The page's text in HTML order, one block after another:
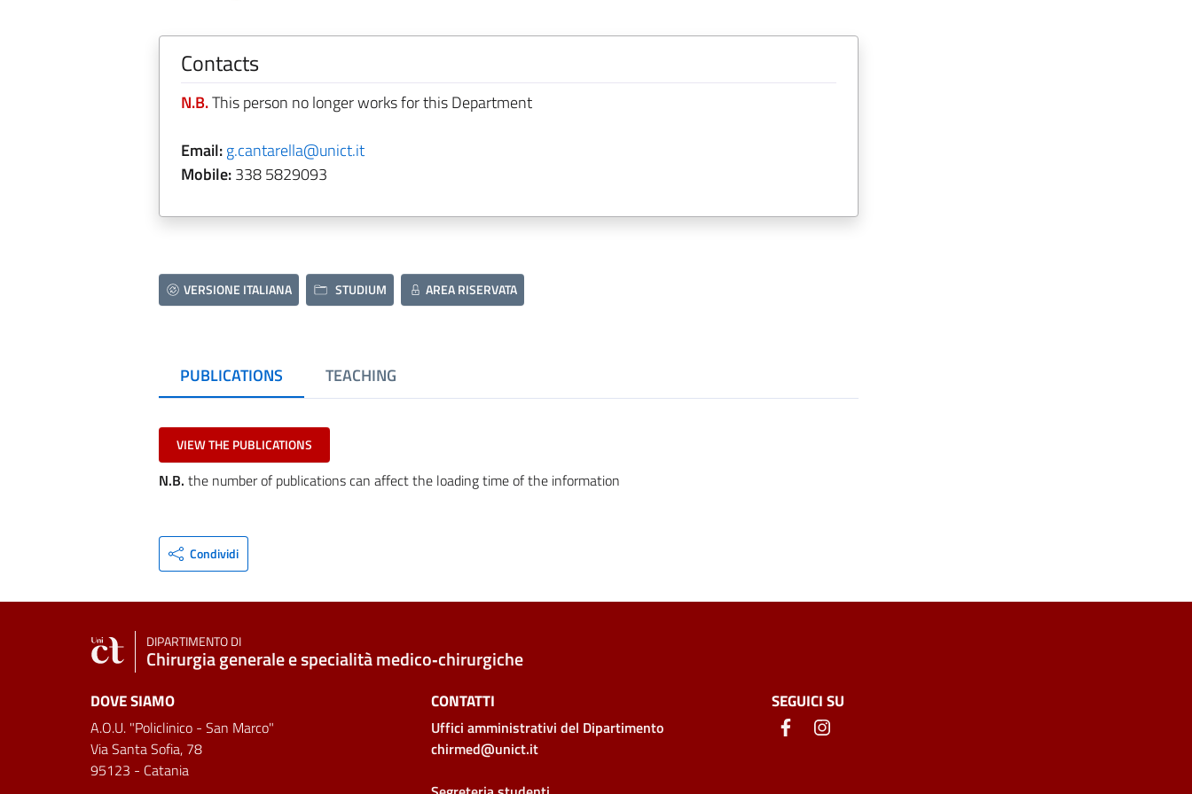
Contacts
N.B.This person no longer works for this Department
Email:g.cantarella@unict.it
Mobile:338 5829093
VERSIONE ITALIANA STUDIUM AREA RISERVATA
PUBLICATIONS TEACHING
VIEW THE PUBLICATIONS
N.B. the number of publications can affect the loading time of the information
Condividi
DIPARTIMENTO DI
Chirurgia generale e specialità medico‑chirurgiche
DOVE SIAMO
A.O.U. "Policlinico - San Marco"
Via Santa Sofia, 78
95123 - Catania
CONTATTI
Uffici amministrativi del Dipartimento
chirmed@unict.it
SEGUICI SU